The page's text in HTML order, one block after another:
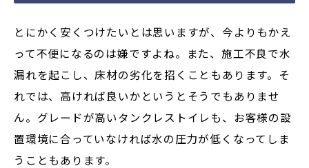
とにかく安くつけたいとは思いますが、今よりもかえ
って不便になるのは嫌ですよね。また、施工不良で水
漏れを起こし、床材の劣化を招くこともあります。そ
れでは、高ければ良いかというとそうでもありませ
ん。グレードが高いタンクレストイレも、お客様の設
置環境に合っていなければ水の圧力が低くなってしま
うこともあります。